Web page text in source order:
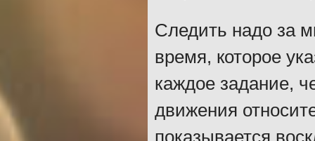
Следить надо за
время, которое
каждое задание,
движения
показывается